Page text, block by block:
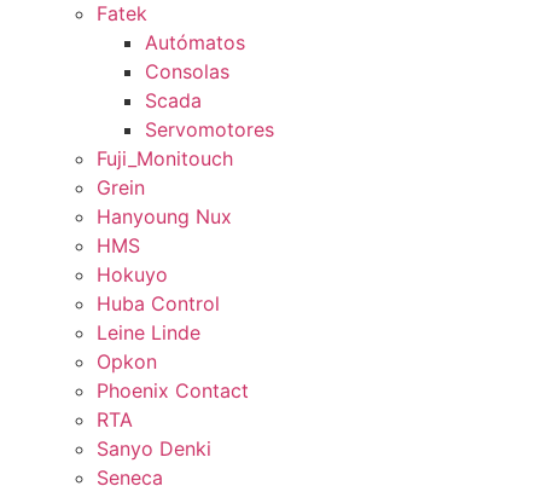
Fatek
Autómatos
Consolas
Scada
Servomotores
Fuji_Monitouch
Grein
Hanyoung Nux
HMS
Hokuyo
Huba Control
Leine Linde
Opkon
Phoenix Contact
RTA
Sanyo Denki
Seneca